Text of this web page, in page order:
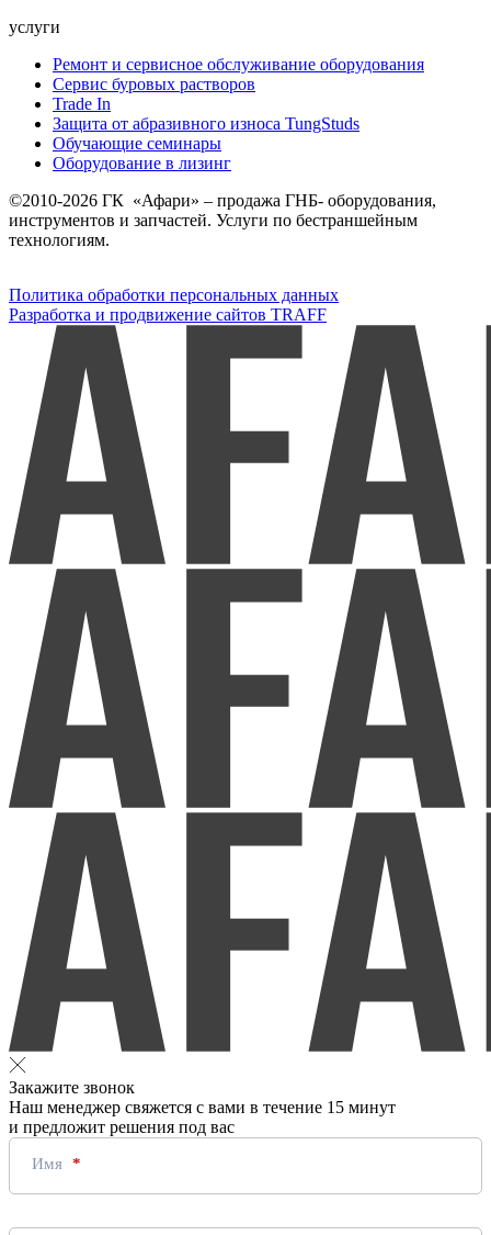
услуги
Ремонт и сервисное обслуживание оборудования
Сервис буровых растворов
Trade In
Защита от абразивного износа TungStuds
Обучающие семинары
Оборудование в лизинг
©2010-2026 ГК «Афари» – продажа ГНБ- оборудования,
инструментов и запчастей. Услуги по бестраншейным
технологиям.
Политика обработки персональных данных
Разработка и продвижение сайтов TRAFF
Закажите звонок
Наш менеджер свяжется с вами в течение 15 минут
и предложит решения под вас
Имя